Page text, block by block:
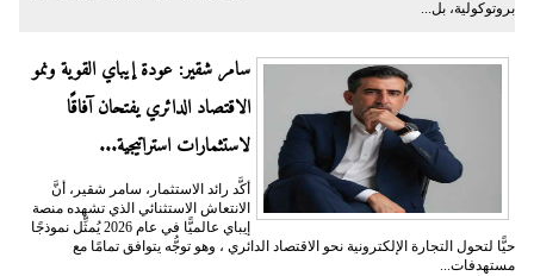
بروتوكولية، بل...
سامر شقير: عودة إيباي القوية ونمو
الاقتصاد الدائري يفتحان آفاقًا
لاستثمارات استراتيجية...
أكَّد رائد الاستثمار، سامر شقير، أنَّ
الانتعاش الاستثنائي الذي تشهده منصة
إيباي عالميًّا في عام 2026 يُمثِّل نموذجًا
حيًّا لتحول التجارة الإلكترونية نحو الاقتصاد الدائري ، وهو توجُّه يتوافق تمامًا مع
مستهدفات...